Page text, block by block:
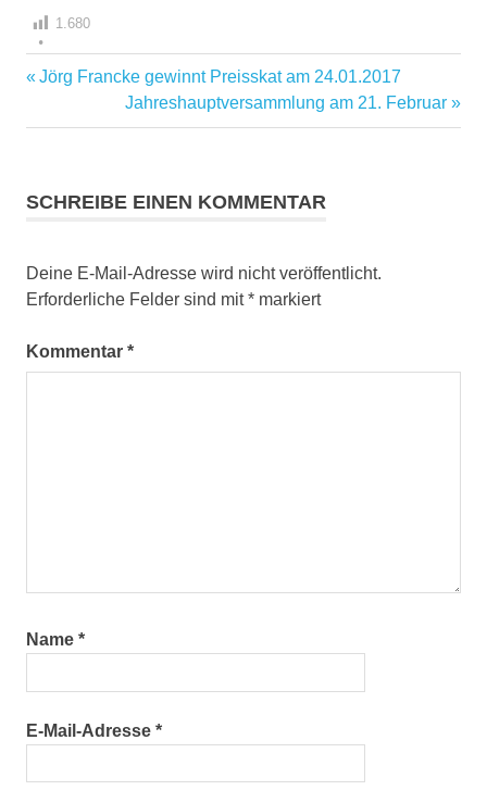
1.680
Beitragsnavigation
Vorheriger
Jörg Francke gewinnt Preisskat am 24.01.2017
Nächster
Beitrag:
Jahreshauptversammlung am 21. Februar
SCHREIBE EINEN KOMMENTAR
Deine E-Mail-Adresse wird nicht veröffentlicht.
Erforderliche Felder sind mit* markiert
Kommentar *
Name *
E-Mail-Adresse *